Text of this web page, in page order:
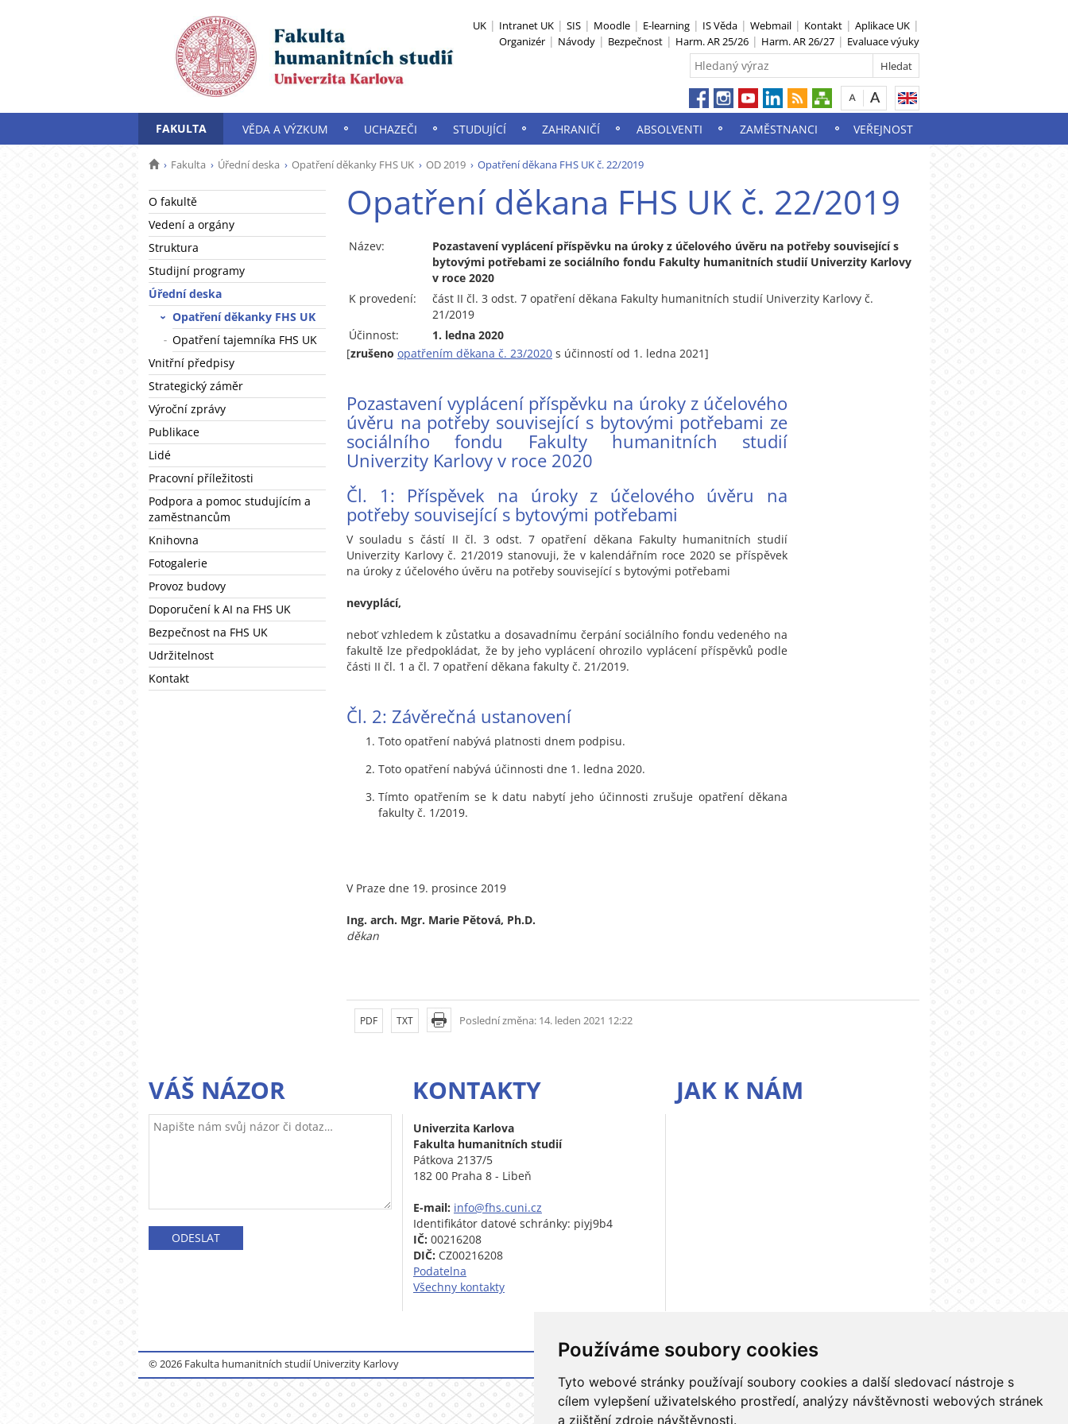
Používáme soubory cookies
Tyto webové stránky používají soubory cookies a další sledovací nástroje s
cílem vylepšení uživatelského prostředí, analýzy návštěvnosti webových stránek
a zjištění zdroje návštěvnosti.
UK Intranet UK SIS Moodle E-learning IS Věda Webmail Kontakt
Aplikace UK
Organizér
Návody Bezpečnost Harm. AR 25/26 Harm. AR 26/27 Evaluace výuky
FAKULTA VĚDA A VÝZKUM UCHAZEČI STUDUJÍCÍ ZAHRANIČÍ ABSOLVENTI ZAMĚSTNANCI VEŘEJNOST
Fakulta Úřední deska Opatření děkanky FHS UK OD 2019 Opatření děkana FHS UK č. 22/2019
O fakultě
Vedení a orgány
Struktura
Studijní programy
Úřední deska
Opatření děkanky FHS UK
Opatření tajemníka FHS UK
Vnitřní předpisy
Strategický záměr
Výroční zprávy
Publikace
Lidé
Pracovní příležitosti
Podpora a pomoc studujícím a
zaměstnancům
Knihovna
Fotogalerie
Provoz budovy
Doporučení k AI na FHS UK
Bezpečnost na FHS UK
Udržitelnost
Kontakt
Opatření děkana FHS UK č. 22/2019
Název:
Pozastavení vyplácení příspěvku na úroky z účelového úvěru na potřeby související s
bytovými potřebami ze sociálního fondu Fakulty humanitních studií Univerzity Karlovy
v roce 2020
K provedení:
část II čl. 3 odst. 7 opatření děkana Fakulty humanitních studií Univerzity Karlovy č.
21/2019
Účinnost:
1. ledna 2020
[zrušeno opatřením děkana č. 23/2020 s účinností od 1. ledna 2021]
Pozastavení vyplácení příspěvku na úroky z účelového
úvěru na potřeby související s bytovými potřebami ze
sociálního fondu Fakulty humanitních studií
Univerzity Karlovy v roce 2020
Čl. 1: Příspěvek na úroky z účelového úvěru na
potřeby související s bytovými potřebami
V souladu s částí II čl. 3 odst. 7 opatření děkana Fakulty humanitních studií
Univerzity Karlovy č. 21/2019 stanovuji, že v kalendářním roce 2020 se příspěvek
na úroky z účelového úvěru na potřeby související s bytovými potřebami
nevyplácí,
neboť vzhledem k zůstatku a dosavadnímu čerpání sociálního fondu vedeného na
fakultě lze předpokládat, že by jeho vyplácení ohrozilo vyplácení příspěvků podle
části II čl. 1 a čl. 7 opatření děkana fakulty č. 21/2019.
Čl. 2: Závěrečná ustanovení
Toto opatření nabývá platnosti dnem podpisu.
Toto opatření nabývá účinnosti dne 1. ledna 2020.
Tímto opatřením se k datu nabytí jeho účinnosti zrušuje opatření děkana
fakulty č. 1/2019.
V Praze dne 19. prosince 2019
Ing. arch. Mgr. Marie Pětová, Ph.D.
děkan
Poslední změna: 14. leden 2021 12:22
PDF TXT
VÁŠ NÁZOR KONTAKTY
Univerzita Karlova
Fakulta humanitních studií
Pátkova 2137/5
182 00 Praha 8 - Libeň
E-mail: info@fhs.cuni.cz
Identifikátor datové schránky: piyj9b4
IČ: 00216208
DIČ: CZ00216208
Podatelna
Všechny kontakty
JAK K NÁM
© 2026 Fakulta humanitních studií Univerzity Karlovy Přihlášení do informačního systému UK